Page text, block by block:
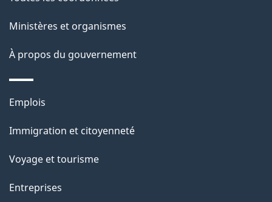
Ministères et organismes
À propos du gouvernement
Thèmes
sujets
Emplois
Immigration et citoyenneté
Voyage et tourisme
Entreprises